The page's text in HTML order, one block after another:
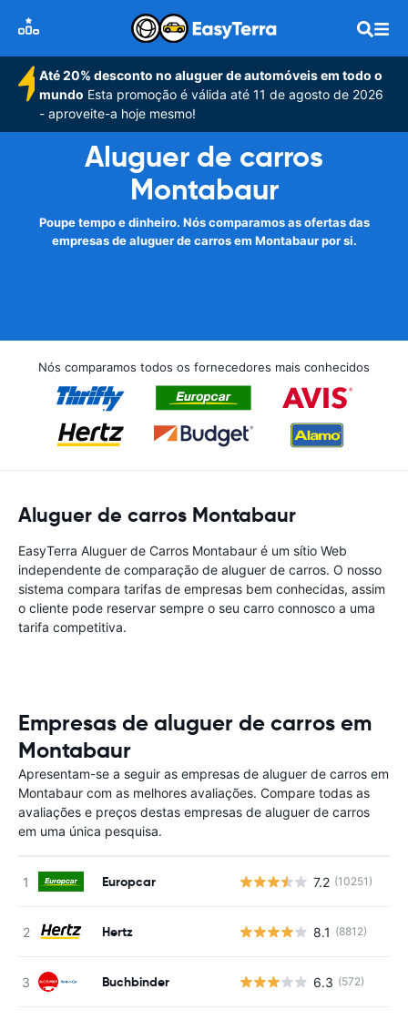
Até 20% desconto no aluguer de automóveis em todo o
mundo Esta promoção é válida até 11 de agosto de 2026
- aproveite-a hoje mesmo!
Aluguer de carros
Montabaur
Poupe tempo e dinheiro. Nós comparamos as ofertas das
empresas de aluguer de carros em Montabaur por si.
Nós comparamos todos os fornecedores mais conhecidos
Aluguer de carros Montabaur
EasyTerra Aluguer de Carros Montabaur é um sítio Web
independente de comparação de aluguer de carros. O nosso
sistema compara tarifas de empresas bem conhecidas, assim
o cliente pode reservar sempre o seu carro connosco a uma
tarifa competitiva.
Empresas de aluguer de carros em
Montabaur
Apresentam-se a seguir as empresas de aluguer de carros em
Montabaur com as melhores avaliações. Compare todas as
avaliações e preços destas empresas de aluguer de carros
em uma única pesquisa.
Europcar 7.2 (10251)
Hertz 8.1 (8812)
Buchbinder 6.3 (572)